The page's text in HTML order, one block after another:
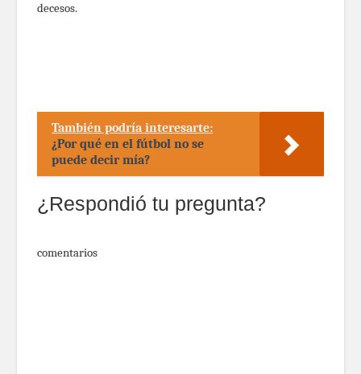
decesos.
También podría interesarte:
¿Por qué en el fútbol no se
puede decir mía?
¿Respondió tu pregunta?
comentarios